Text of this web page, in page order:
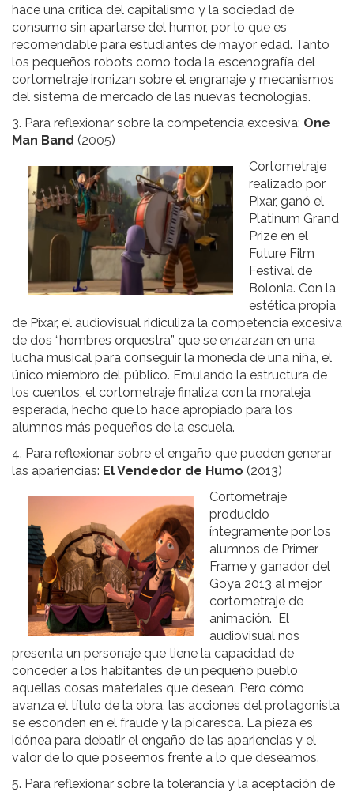
hace una crítica del capitalismo y la sociedad de
consumo sin apartarse del humor, por lo que es
recomendable para estudiantes de mayor edad. Tanto
los pequeños robots como toda la escenografía del
cortometraje ironizan sobre el engranaje y mecanismos
del sistema de mercado de las nuevas tecnologías.
3. Para reflexionar sobre la competencia excesiva: One
Man Band (2005)
Cortometraje
realizado por
Pixar, ganó el
Platinum Grand
Prize en el
Future Film
Festival de
Bolonia. Con la
estética propia
de Pixar, el audiovisual ridiculiza la competencia excesiva
de dos “hombres orquestra” que se enzarzan en una
lucha musical para conseguir la moneda de una niña, el
único miembro del público. Emulando la estructura de
los cuentos, el cortometraje finaliza con la moraleja
esperada, hecho que lo hace apropiado para los
alumnos más pequeños de la escuela.
4. Para reflexionar sobre el engaño que pueden generar
las apariencias: El Vendedor de Humo (2013)
Cortometraje
producido
íntegramente por los
alumnos de Primer
Frame y ganador del
Goya 2013 al mejor
cortometraje de
animación. El
audiovisual nos
presenta un personaje que tiene la capacidad de
conceder a los habitantes de un pequeño pueblo
aquellas cosas materiales que desean. Pero cómo
avanza el título de la obra, las acciones del protagonista
se esconden en el fraude y la picaresca. La pieza es
idónea para debatir el engaño de las apariencias y el
valor de lo que poseemos frente a lo que deseamos.
5. Para reflexionar sobre la tolerancia y la aceptación de